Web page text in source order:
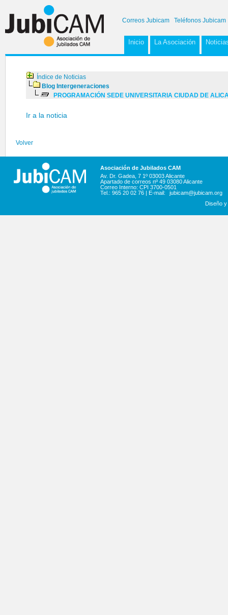
Correos Jubicam Teléfonos Jubicam
Inicio La Asociación
Índice de Noticias
Blog Intergeneraciones
PROGRAMACIÓN SEDE UNIVERSITARIA CIUDAD DE
Ir a la noticia
Volver
Asociación de Jubilados CAM
Av. Dr. Gadea, 7 1º 03003 Alicante
Apartado de correos nº 49 03080 Alicante
Correo Interno: CPI 3700-0501
Tel.: 965 20 02 76 | E-mail:
jubicam@jubicam.org
Diseño